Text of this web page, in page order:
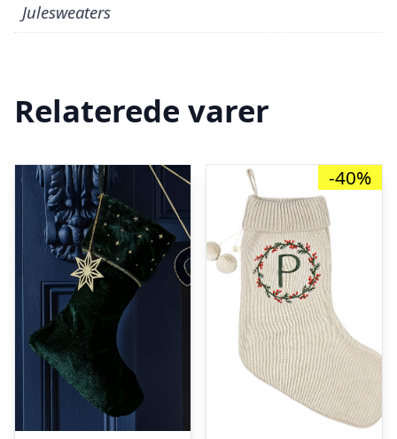
Julesweaters
Relaterede varer
-40%